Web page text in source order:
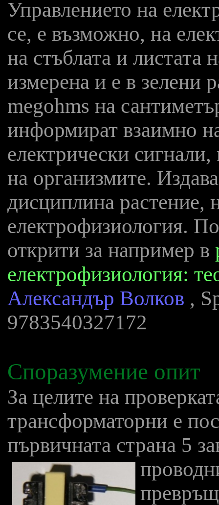
Управлението на
се, е възможно, на
на стъблата и листата
измерена и е в зелени
megohms на
информират взаимно
електрически
на организмите.
дисциплина растение,
електрофизиология.
открити за например в
електрофизиология:
Александър Волков ,
9783540327172
Споразумение опит
За целите на
трансформаторни е
първичната страна 5